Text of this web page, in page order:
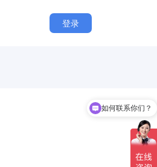
登录
如何联系你们？